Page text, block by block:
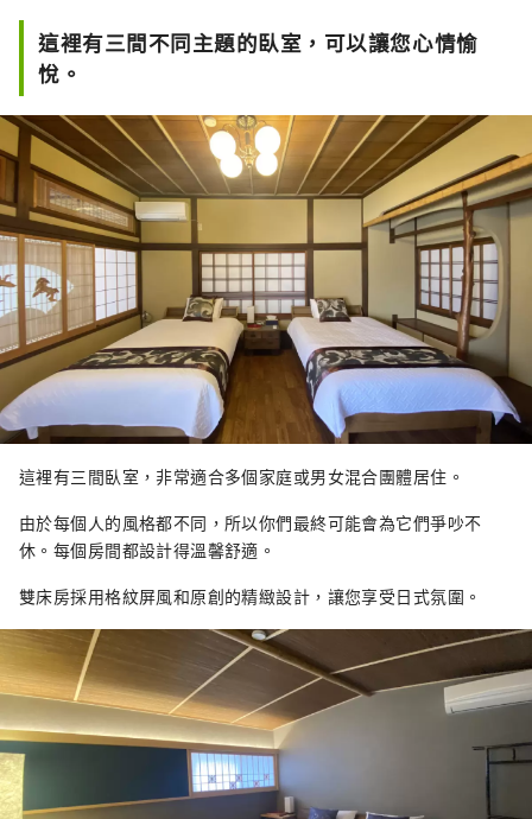
這裡有三間不同主題的臥室，可以讓您心情愉
悅。
這裡有三間臥室，非常適合多個家庭或男女混合團體居住。
由於每個人的風格都不同，所以你們最終可能會為它們爭吵不
休。每個房間都設計得溫馨舒適。
雙床房採用格紋屏風和原創的精緻設計，讓您享受日式氛圍。